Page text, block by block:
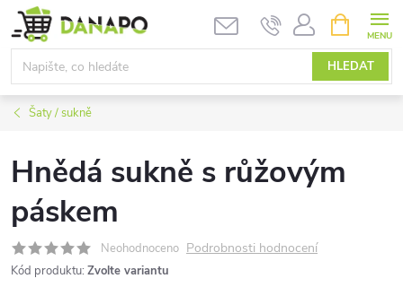
Přejít
na
obsah
HLEDAT
NÁKUPNÍ
KOŠÍK
Šaty / sukně
Hnědá sukně s růžovým
páskem
Neohodnoceno Podrobnosti hodnocení
Kód produktu: Zvolte variantu